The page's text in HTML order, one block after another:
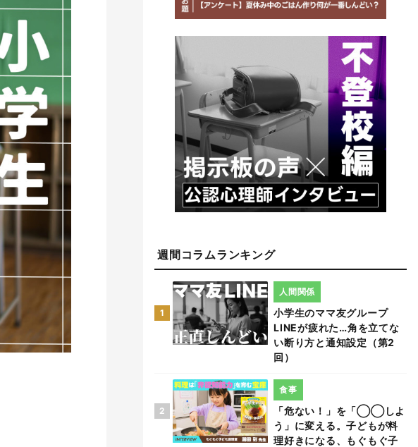
週間コラムランキング
1
小学生のママ友グループ
LINEが疲れた…角を立てな
い断り方と通知設定（第2
回）
人間関係
2
「危ない！」を「◯◯しよ
う」に変える。子どもが料
理好きになる、もぐもぐ子
食事